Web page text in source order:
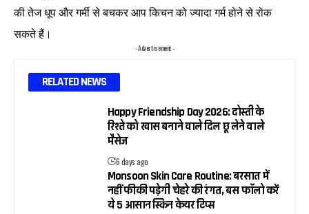
की तेज धूप और गर्मी से बचकर आप किचन को ज्यादा गर्म होने से रोक
सकते हैं।
- Advertisement -
RELATED NEWS
Happy Friendship Day 2026: दोस्ती के
रिश्ते को खास बनाने वाले दिल छू लेने वाले
मैसेज
6 days ago
Monsoon Skin Care Routine: बरसात में
नहीं फीकी पड़ेगी चेहरे की रंगत, बस फॉलो करें
ये 5 आसान स्किन केयर टिप्स